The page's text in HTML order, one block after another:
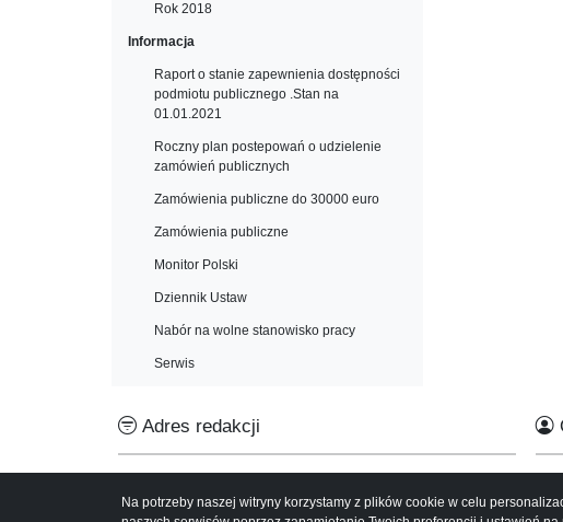
Rok 2018
Informacja
Raport o stanie zapewnienia dostępności
podmiotu publicznego .Stan na
01.01.2021
Roczny plan postepowań o udzielenie
zamówień publicznych
Zamówienia publiczne do 30000 euro
Zamówienia publiczne
Monitor Polski
Dziennik Ustaw
Nabór na wolne stanowisko pracy
Serwis
Adres redakcji
Modrzewiec 8
78-331 Rąbino
Na potrzeby naszej witryny korzystamy z plików cookie w celu